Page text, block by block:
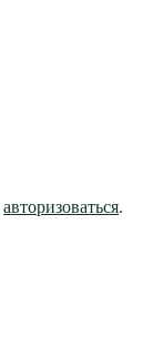
авторизоваться.